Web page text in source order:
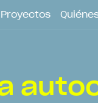
Proyectos